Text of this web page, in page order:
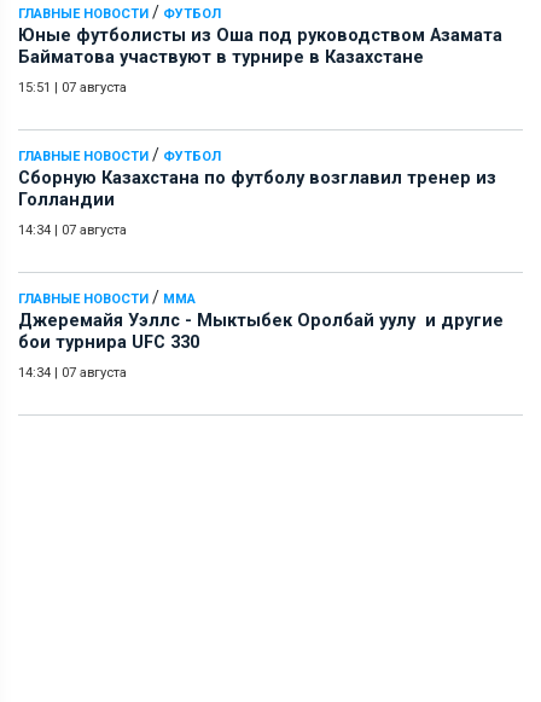
ГЛАВНЫЕ НОВОСТИ / ФУТБОЛ
Юные футболисты из Оша под руководством Азамата
Байматова участвуют в турнире в Казахстане
15:51 | 07 августа
ГЛАВНЫЕ НОВОСТИ / ФУТБОЛ
Сборную Казахстана по футболу возглавил тренер из
Голландии
14:34 | 07 августа
ГЛАВНЫЕ НОВОСТИ / ММА
Джеремайя Уэллс - Мыктыбек Оролбай уулу и другие
бои турнира UFC 330
14:34 | 07 августа